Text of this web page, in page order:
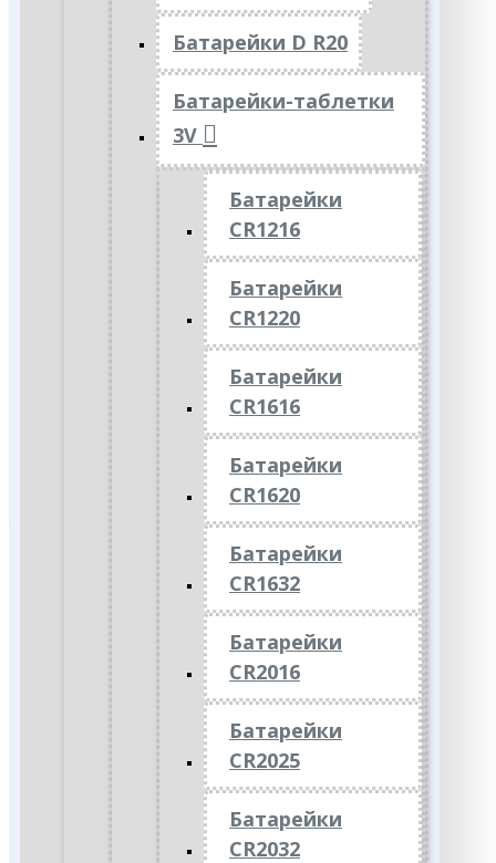
Батарейки D R20
Батарейки-таблетки
3V
Батарейки
CR1216
Батарейки
CR1220
Батарейки
CR1616
Батарейки
CR1620
Батарейки
CR1632
Батарейки
CR2016
Батарейки
CR2025
Батарейки
CR2032